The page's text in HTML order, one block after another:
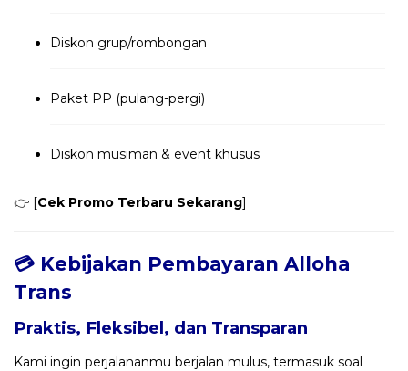
Diskon grup/rombongan
Paket PP (pulang-pergi)
Diskon musiman & event khusus
👉 [Cek Promo Terbaru Sekarang]
💳 Kebijakan Pembayaran Alloha
Trans
Praktis, Fleksibel, dan Transparan
Kami ingin perjalananmu berjalan mulus, termasuk soal